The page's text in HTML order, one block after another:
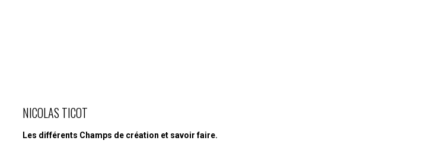
NICOLAS TICOT
Les différents Champs de création et savoir faire.